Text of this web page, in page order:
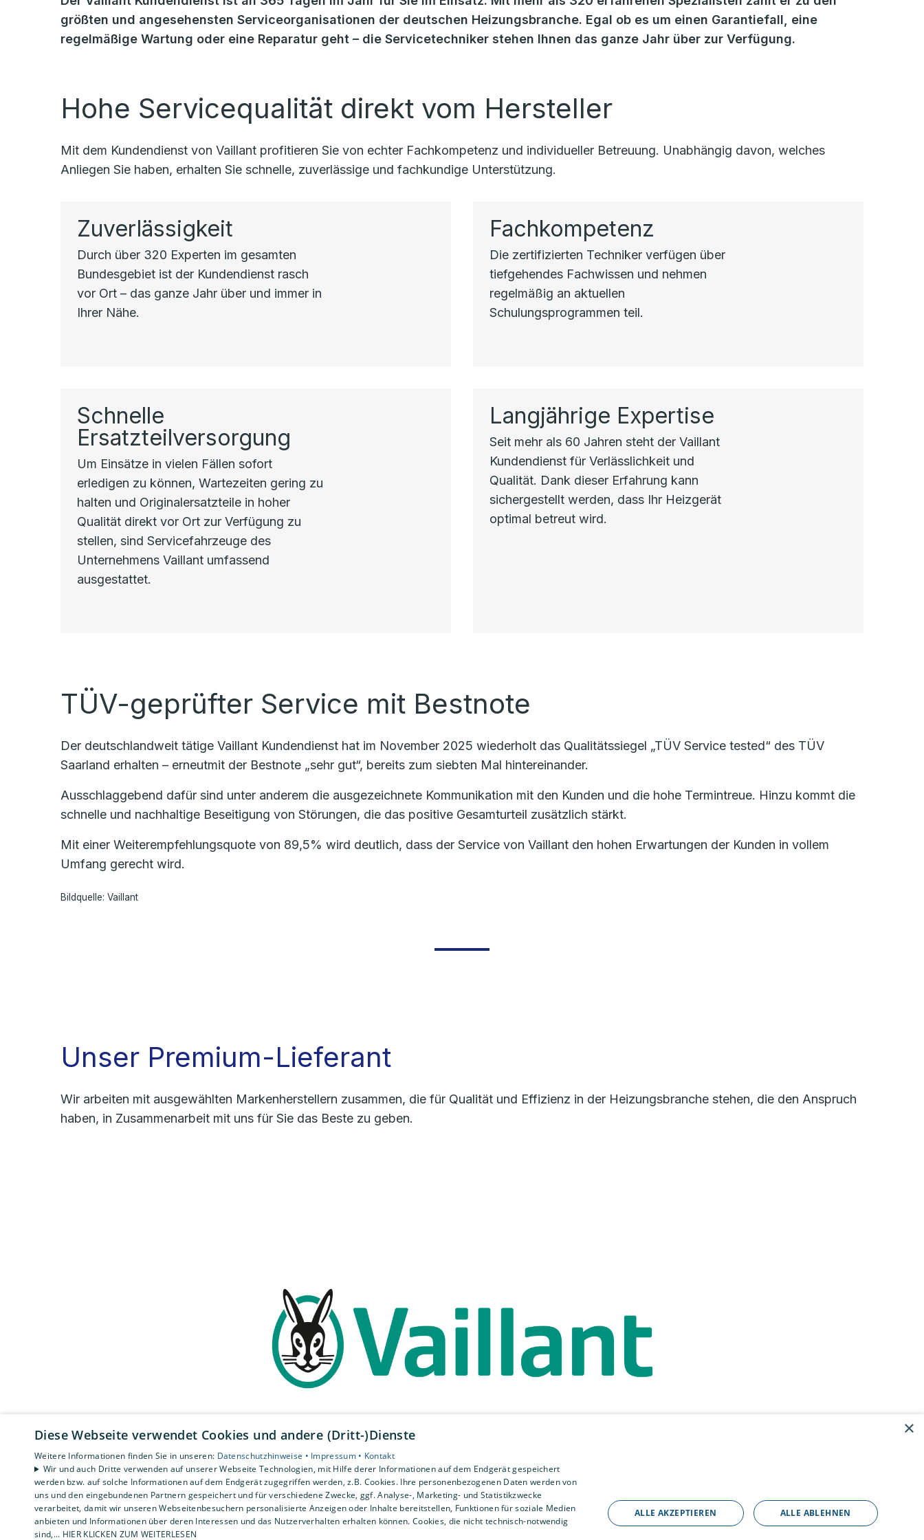
größten und angesehensten Serviceorganisationen der deutschen Heizungsbranche. Egal ob es um einen Garantiefall, eine
regelmäßige Wartung oder eine Reparatur geht – die Servicetechniker stehen Ihnen das ganze Jahr über zur Verfügung.
Hohe Servicequalität direkt vom Hersteller
Mit dem Kundendienst von Vaillant profitieren Sie von echter Fachkompetenz und individueller Betreuung. Unabhängig davon, welches
Anliegen Sie haben, erhalten Sie schnelle, zuverlässige und fachkundige Unterstützung.
Zuverlässigkeit
Durch über 320 Experten im gesamten
Bundesgebiet ist der Kundendienst rasch
vor Ort – das ganze Jahr über und immer in
Ihrer Nähe.
Fachkompetenz
Die zertifizierten Techniker verfügen über
tiefgehendes Fachwissen und nehmen
regelmäßig an aktuellen
Schulungsprogrammen teil.
Schnelle
Ersatzteilversorgung
Um Einsätze in vielen Fällen sofort
erledigen zu können, Wartezeiten gering zu
halten und Originalersatzteile in hoher
Qualität direkt vor Ort zur Verfügung zu
stellen, sind Servicefahrzeuge des
Unternehmens Vaillant umfassend
ausgestattet.
Langjährige Expertise
Seit mehr als 60 Jahren steht der Vaillant
Kundendienst für Verlässlichkeit und
Qualität. Dank dieser Erfahrung kann
sichergestellt werden, dass Ihr Heizgerät
optimal betreut wird.
TÜV-geprüfter Service mit Bestnote
Der deutschlandweit tätige Vaillant Kundendienst hat im November 2025 wiederholt das Qualitätssiegel „TÜV Service tested“ des TÜV
Saarland erhalten – erneutmit der Bestnote „sehr gut“, bereits zum siebten Mal hintereinander.
Ausschlaggebend dafür sind unter anderem die ausgezeichnete Kommunikation mit den Kunden und die hohe Termintreue. Hinzu kommt die
schnelle und nachhaltige Beseitigung von Störungen, die das positive Gesamturteil zusätzlich stärkt.
Mit einer Weiterempfehlungsquote von 89,5% wird deutlich, dass der Service von Vaillant den hohen Erwartungen der Kunden in vollem
Umfang gerecht wird.
Bildquelle: Vaillant
Unser Premium-Lieferant
Wir arbeiten mit ausgewählten Markenherstellern zusammen, die für Qualität und Effizienz in der Heizungsbranche stehen, die den Anspruch
haben, in Zusammenarbeit mit uns für Sie das Beste zu geben.
×
Diese Webseite verwendet Cookies und andere (Dritt-)Dienste
Weitere Informationen finden Sie in unseren: Datenschutzhinweise • Impressum • Kontakt
Wir und auch Dritte verwenden auf unserer Webseite Technologien, mit Hilfe derer Informationen auf dem Endgerät gespeichert
werden bzw. auf solche Informationen auf dem Endgerät zugegriffen werden, z.B. Cookies. Ihre personenbezogenen Daten werden von
uns und den eingebundenen Partnern gespeichert und für verschiedene Zwecke, ggf. Analyse-, Marketing- und Statistikzwecke
verarbeitet, damit wir unseren Webseitenbesuchern personalisierte Anzeigen oder Inhalte bereitstellen, Funktionen für soziale Medien
anbieten und Informationen über deren Interessen und das Nutzerverhalten erhalten können. Cookies, die nicht technisch-notwendig
sind,... HIER KLICKEN ZUM WEITERLESEN
ALLE AKZEPTIEREN ALLE ABLEHNEN